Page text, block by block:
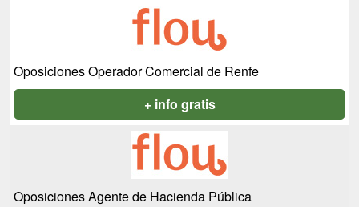
Oposiciones Operador Comercial de Renfe
+ info gratis
Oposiciones Agente de Hacienda Pública